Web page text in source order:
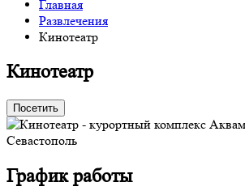
Главная
Развлечения
Кинотеатр
Кинотеатр
Посетить
График работы